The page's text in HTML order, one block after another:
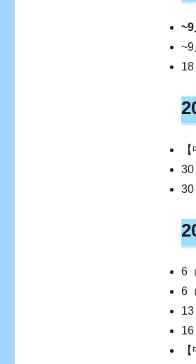
~9
18
30
30
6
6
13
16